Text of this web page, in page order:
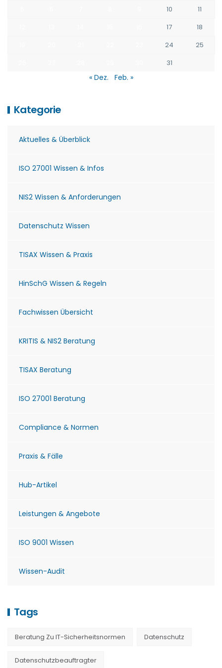
10
11
17
18
24
25
31
« Dez. Feb. »
Kategorie
Aktuelles & Überblick
ISO 27001 Wissen & Infos
NIS2 Wissen & Anforderungen
Datenschutz Wissen
TISAX Wissen & Praxis
HinSchG Wissen & Regeln
Fachwissen Übersicht
KRITIS & NIS2 Beratung
TISAX Beratung
ISO 27001 Beratung
Compliance & Normen
Praxis & Fälle
Hub-Artikel
Leistungen & Angebote
ISO 9001 Wissen
Wissen-Audit
Tags
Beratung Zu IT-Sicherheitsnormen Datenschutz
Datenschutzbeauftragter